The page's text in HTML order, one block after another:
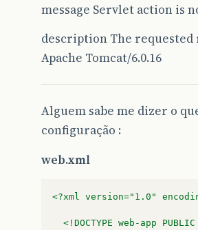
message Servlet action is
description The requested
Apache Tomcat/6.0.16
Alguem sabe me dizer o
configuração :
web.xml
<?xml version="1.0"
<!DOCTYPE web-app PUBLIC